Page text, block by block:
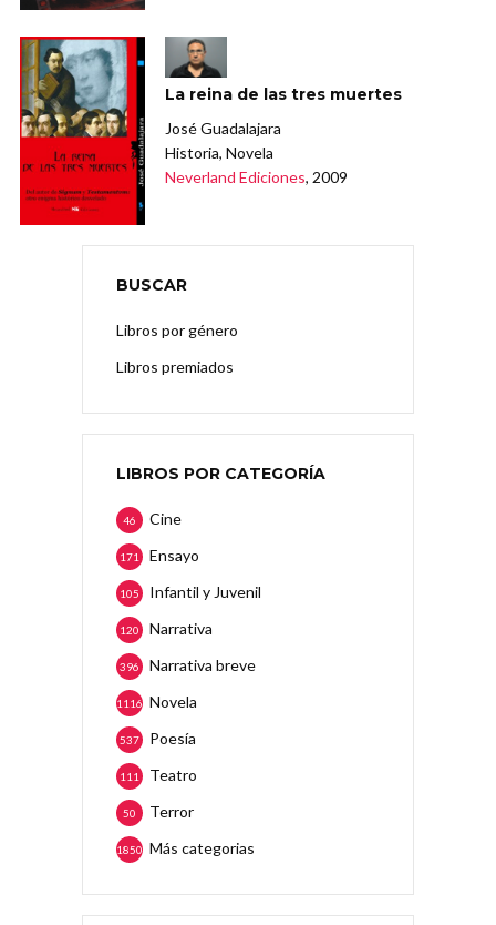
La reina de las tres muertes
José Guadalajara
Historia, Novela
Neverland Ediciones, 2009
BUSCAR
Libros por género
Libros premiados
LIBROS POR CATEGORÍA
Cine
46
Ensayo
171
Infantil y Juvenil
105
Narrativa
120
Narrativa breve
396
Novela
1116
Poesía
537
Teatro
111
Terror
50
Más categorias
1850